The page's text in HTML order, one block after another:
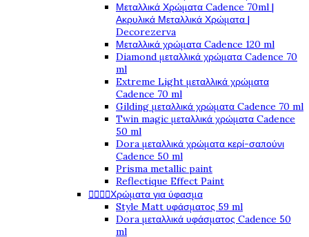
Μεταλλικά Χρώματα Cadence 70ml |
Ακρυλικά Μεταλλικά Χρώματα |
Decorezerva
Μεταλλικά χρώματα Cadence 120 ml
Diamond μεταλλικά χρώματα Cadence 70
ml
Extreme Light μεταλλικά χρώματα
Cadence 70 ml
Gilding μεταλλικά χρώματα Cadence 70 ml
Twin magic μεταλλικά χρώματα Cadence
50 ml
Dora μεταλλικά χρώματα κερί-σαπούνι
Cadence 50 ml
Prisma metallic paint
Reflectique Effect Paint
Χρώματα για ύφασμα
Style Matt υφάσματος 59 ml
Dora μεταλλικά υφάσματος Cadence 50
ml